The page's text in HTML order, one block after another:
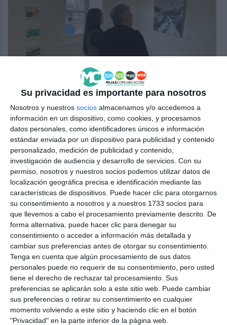
Su privacidad es importante para nosotros
Nosotros y nuestros socios almacenamos y/o accedemos a
información en un dispositivo, como cookies, y procesamos
datos personales, como identificadores únicos e información
estándar enviada por un dispositivo para publicidad y contenido
personalizado, medición de publicidad y contenido,
investigación de audiencia y desarrollo de servicios. Con su
permiso, nosotros y nuestros socios podemos utilizar datos de
localización geográfica precisa e identificación mediante las
características de dispositivos. Puede hacer clic para otorgarnos
su consentimiento a nosotros y a nuestros 1733 socios para
que llevemos a cabo el procesamiento previamente descrito. De
forma alternativa, puede hacer clic para denegar su
consentimiento o acceder a información más detallada y
cambiar sus preferencias antes de otorgar su consentimiento.
Tenga en cuenta que algún procesamiento de sus datos
personales puede no requerir de su consentimiento, pero usted
tiene el derecho de rechazar tal procesamiento. Sus
preferencias se aplicarán solo a este sitio web. Puede cambiar
sus preferencias o retirar su consentimiento en cualquier
momento volviendo a este sitio y haciendo clic en el botón
"Privacidad" en la parte inferior de la página web.
Pueden encontrar más sobre la artista en su cuenta de
instagram @pegah_art.
CENTRO DE ARTES DE MIJAS
Comparte esta noticia desde el siguiente enlace:
https://mijascom.com/?a=37760
CENTRO DE ARTES MIJAS PEGAH HESARI PINTURA